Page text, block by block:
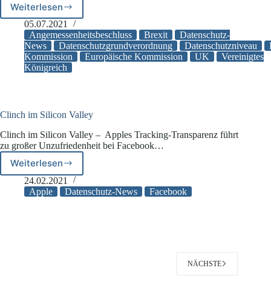
Weiterlesen
EU
Kommission
nimmt
Angemessenheitsbeschluss
zum
Vereinigten
05.07.2021
Angemessenheitsbeschluss
Brexit
Datenschutz-
News
Datenschutzgrundverordnung Datenschutzniveau
Kommission
Europäische Kommission UK
Vereinigtes
Königreich
Clinch im Silicon Valley
Clinch im Silicon Valley – Apples Tracking-Transparenz führt
zu großer Unzufriedenheit bei Facebook…
Weiterlesen
Clinch
im
Silicon
24.02.2021
Apple
Datenschutz-News Facebook
NÄCHSTE